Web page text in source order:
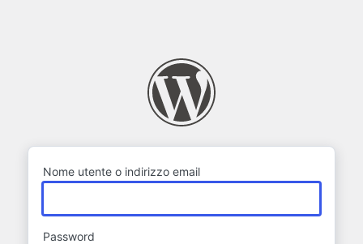
Nome utente o indirizzo email
Password